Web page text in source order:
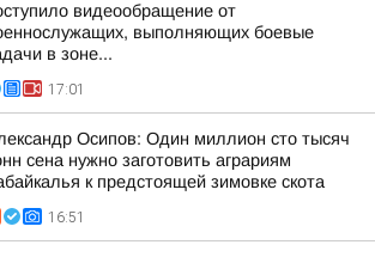
видеообращение от
выполняющих боевые
в зоне...
17:01
Осипов: Один миллион сто тысяч
сена нужно заготовить аграриям
к предстоящей зимовке скота
16:51